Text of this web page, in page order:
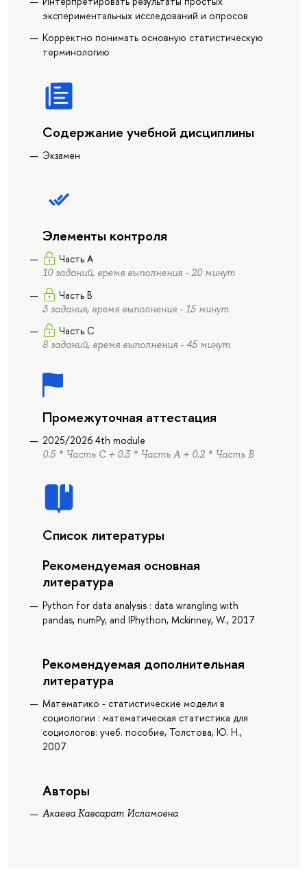
экспериментальных исследований и опросов
Корректно понимать основную статистическую
терминологию
Содержание учебной дисциплины
Экзамен
Элементы контроля
Часть А
10 заданий, время выполнения - 20 минут
Часть В
3 задания, время выполнения - 15 минут
Часть С
8 заданий, время выполнения - 45 минут
Промежуточная аттестация
2025/2026 4th module
0.5 * Часть С + 0.3 * Часть А + 0.2 * Часть В
Список литературы
Рекомендуемая основная
литература
Python for data analysis : data wrangling with
pandas, numPy, and IPhython, Mckinney, W., 2017
Рекомендуемая дополнительная
литература
Математико - статистические модели в
социологии : математическая статистика для
социологов: учеб. пособие, Толстова, Ю. Н.,
2007
Авторы
Акаева Кавсарат Исламовна